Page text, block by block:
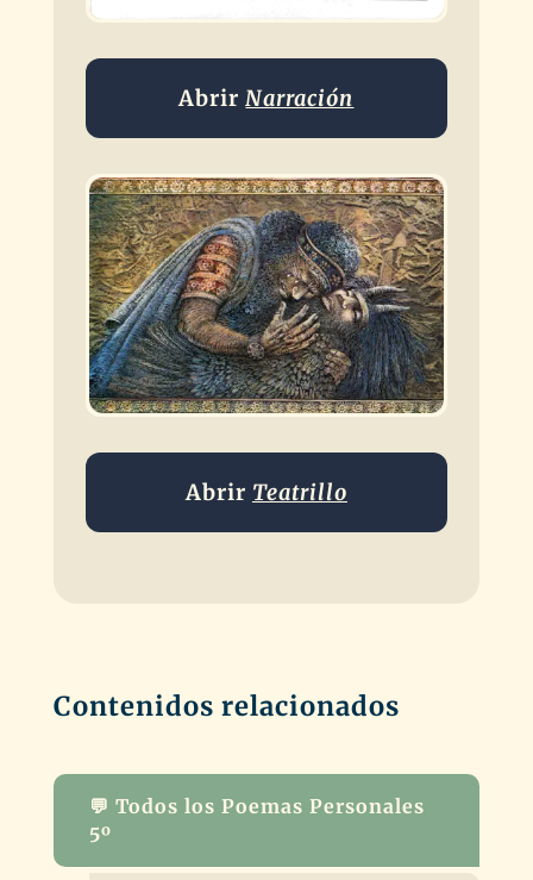
AbrirNarración
Abrir Teatrillo
Contenidos relacionados
💬 Todos los Poemas Personales
5º